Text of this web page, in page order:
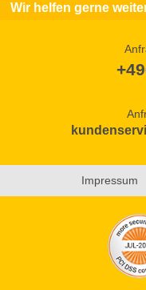
Wir helfen gerne
Impressum